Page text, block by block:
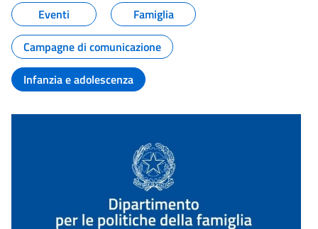
Eventi
Famiglia
Campagne di comunicazione
Infanzia e adolescenza